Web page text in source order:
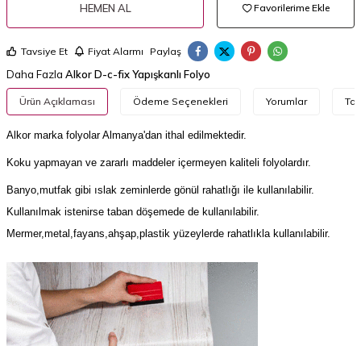
HEMEN AL Favorilerime Ekle
Tavsiye Et Fiyat Alarmı Paylaş
Daha Fazla Alkor D-c-fix Yapışkanlı Folyo
Ürün Açıklaması Ödeme Seçenekleri Yorumlar
Alkor marka folyolarAlmanya'dan ithal edilmektedir.
Koku yapmayan ve zararlı maddeler içermeyen kaliteli folyolardır.
Banyo,mutfak gibi ıslak zeminlerde gönül rahatlığı ile kullanılabilir.
Kullanılmak istenirse taban döşemede de kullanılabilir.
Mermer,metal,fayans,ahşap,plastik yüzeylerde rahatlıkla kullanılabilir.